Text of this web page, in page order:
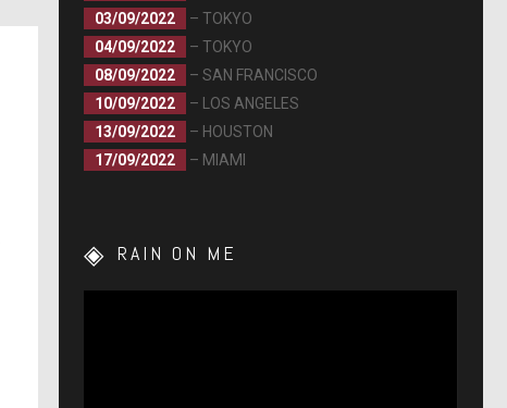
03/09/2022
– TOKYO
04/09/2022
– TOKYO
08/09/2022
– SAN FRANCISCO
10/09/2022
– LOS ANGELES
13/09/2022
– HOUSTON
17/09/2022
– MIAMI
RAIN ON ME